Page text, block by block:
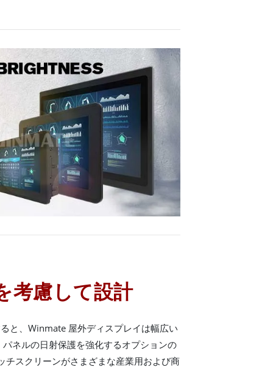
考慮して設計
と、Winmate 屋外ディスプレイは幅広い
ネルの日射保護を強化するオプションの
チスクリーンがさまざまな産業用および商